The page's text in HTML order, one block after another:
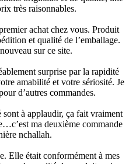
très raisonnables.
achat chez vous. Produit
et qualité de l’emballage.
sur ce site.
surprise par la rapidité
amabilité et votre sériosité. Je
d’autres commandes.
à applaudir, ça fait vraiment
ma deuxième commande
nchallah.
Elle était conformément à mes